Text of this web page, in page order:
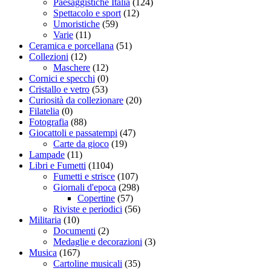
Paesaggistiche Italia (124)
Spettacolo e sport (12)
Umoristiche (59)
Varie (11)
Ceramica e porcellana (51)
Collezioni (12)
Maschere (12)
Cornici e specchi (0)
Cristallo e vetro (53)
Curiosità da collezionare (20)
Filatelia (0)
Fotografia (88)
Giocattoli e passatempi (47)
Carte da gioco (19)
Lampade (11)
Libri e Fumetti (1104)
Fumetti e strisce (107)
Giornali d'epoca (298)
Copertine (57)
Riviste e periodici (56)
Militaria (10)
Documenti (2)
Medaglie e decorazioni (3)
Musica (167)
Cartoline musicali (35)